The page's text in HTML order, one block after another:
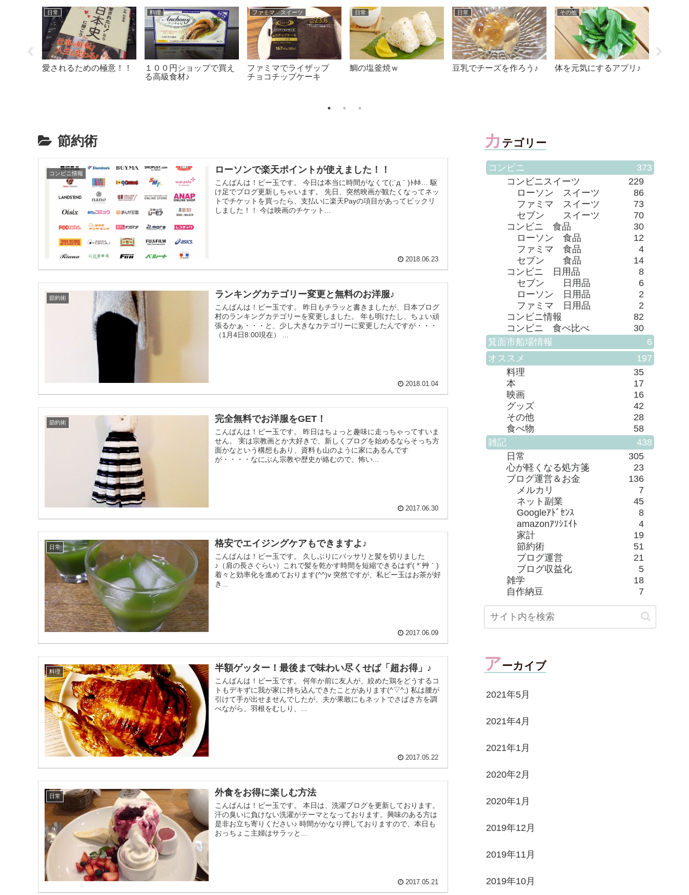
日常
愛されるための極意！！
料理
１００円ショップで買え
る高級食材♪
ファミマ スイーツ
ファミマでライザップ
チョコチップケーキ
日常
鯛の塩釜焼ｗ
日常
豆乳でチーズを作ろう♪
その他
体を元気にするアプリ♪
節約術
コンビニ情報 ローソンで楽天ポイントが使えました！！
こんばんは！ビー玉です。 今日は本当に時間がなくて(;´д｀)ﾄﾎﾎ… 駆
け足でブログ更新しちゃいます。 先日、突然映画が観たくなってネッ
トでチケットを買ったら、支払いに楽天Payの項目があってビックリ
しました！！ 今は映画のチケット...
2018.06.23
節約術 ランキングカテゴリー変更と無料のお洋服♪
こんばんは！ビー玉です。 昨日もチラッと書きましたが、日本ブログ
村のランキングカテゴリーを変更しました。 年も明けたし、ちょい頑
張るかぁ・・・と、少し大きなカテゴリーに変更したんですが・・・
（1月4日8:00現在） ...
2018.01.04
節約術 完全無料でお洋服をGET！
こんばんは！ビー玉です。 昨日はちょっと趣味に走っちゃってすいま
せん。 実は宗教画とか大好きで、新しくブログを始めるならそっち方
面かなという構想もあり、資料も山のように家にあるんです
が・・・・なにぶん宗教や歴史が絡むので、怖い...
2017.06.30
日常 格安でエイジングケアもできますよ♪
こんばんは！ビー玉です。 久しぶりにバッサリと髪を切りました
♪（肩の長さぐらい）これで髪を乾かす時間を短縮できるはず( *´艸｀)
着々と効率化を進めております(^^)v 突然ですが、私ビー玉はお茶が好
き...
2017.06.09
料理 半額ゲッター！最後まで味わい尽くせば「超お得」♪
こんばんは！ビー玉です。 何年か前に友人が、絞めた鶏をどうするコ
トもデキずに我が家に持ち込んできたことがあります(^▽^;) 私は腰が
引けて手が出せませんでしたが、夫が果敢にもネットでさばき方を調
べながら、羽根をむしり、...
2017.05.22
日常 外食をお得に楽しむ方法
こんばんは！ビー玉です。 本日は、洗濯ブログを更新しております。
汗の臭いに負けない洗濯がテーマとなっております。興味のある方は
是非お立ち寄りください♪ 時間がかなり押しておりますので、本日も
おっちょこ主婦はサラッと...
2017.05.21
カ テゴリー
コンビニ
373
コンビニスイーツ
229
ローソン スイーツ
86
ファミマ スイーツ
73
セブン スイーツ
70
コンビニ 食品
30
ローソン 食品
12
ファミマ 食品
4
セブン 食品
14
コンビニ 日用品
8
セブン 日用品
6
ローソン 日用品
2
ファミマ 日用品
2
コンビニ情報
82
コンビニ 食べ比べ
30
箕面市船場情報
6
オススメ
197
料理
35
本
17
映画
16
グッズ
42
その他
28
食べ物
58
雑記
438
日常
305
心が軽くなる処方箋
23
ブログ運営＆お金
136
メルカリ
7
ネット副業
45
Googleｱﾄﾞｾﾝｽ
8
amazonｱｿｼｴｲﾄ
4
家計
19
節約術
51
ブログ運営
21
ブログ収益化
5
雑学
18
自作納豆
7
アーカイブ
2021年5月
2021年4月
2021年1月
2020年2月
2020年1月
2019年12月
2019年11月
2019年10月